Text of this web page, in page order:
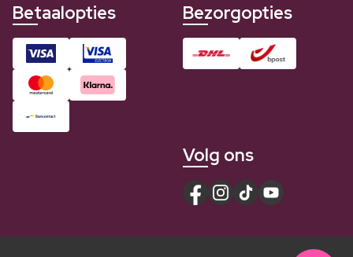
Betaalopties Bezorgopties
Volg ons